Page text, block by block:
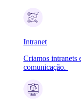
Intranet
Criamos intranets
comunicação.